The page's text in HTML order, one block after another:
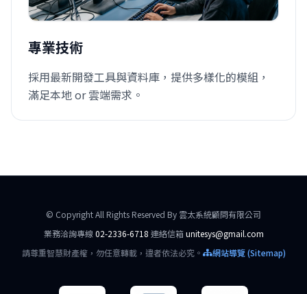
專業技術
採用最新開發工具與資料庫，提供多樣化的模組，
滿足本地 or 雲端需求。
© Copyright All Rights Reserved By 雲太系統顧問有限公司
業務洽詢專線 02-2336-6718 連絡信箱unitesys@gmail.com
請尊重智慧財產權，勿任意轉載，違者依法必究。
網站導覽 (Sitemap)